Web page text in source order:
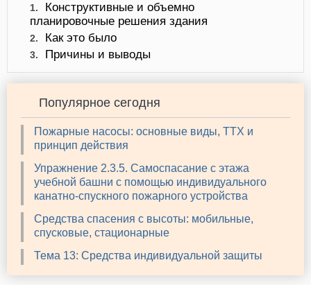
1.
Конструктивные и объемно
планировочные решения здания
2. Как это было
3. Причины и выводы
Популярное сегодня
Пожарные насосы: основные виды, ТТХ и
принцип действия
Упражнение 2.3.5. Самоспасание с этажа
учебной башни с помощью индивидуального
канатно-спускного пожарного устройства
Средства спасения с высоты: мобильные,
спусковые, стационарные
Тема 13: Средства индивидуальной защиты